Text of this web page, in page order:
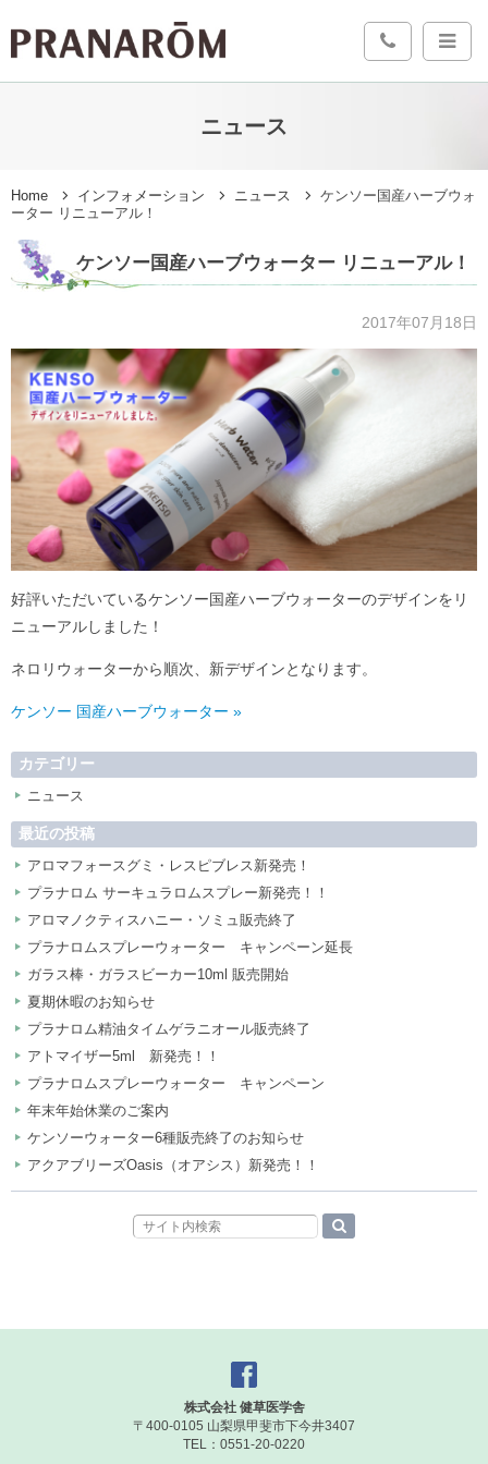
ニュース
Home インフォメーション ニュース
ケンソー国産ハーブウォ
ーター リニューアル！
ケンソー国産ハーブウォーター リニューアル！
2017年07月18日
好評いただいているケンソー国産ハーブウォーターのデザインをリ
ニューアルしました！
ネロリウォーターから順次、新デザインとなります。
ケンソー 国産ハーブウォーター »
カテゴリー
ニュース
最近の投稿
アロマフォースグミ・レスピブレス新発売！
プラナロム サーキュラロムスプレー新発売！！
アロマノクティスハニー・ソミュ販売終了
プラナロムスプレーウォーター キャンペーン延長
ガラス棒・ガラスビーカー10ml 販売開始
夏期休暇のお知らせ
プラナロム精油タイムゲラニオール販売終了
アトマイザー5ml 新発売！！
プラナロムスプレーウォーター キャンペーン
年末年始休業のご案内
ケンソーウォーター6種販売終了のお知らせ
アクアブリーズOasis（オアシス）新発売！！
株式会社 健草医学舎
〒400-0105 山梨県甲斐市下今井3407
TEL：0551-20-0220